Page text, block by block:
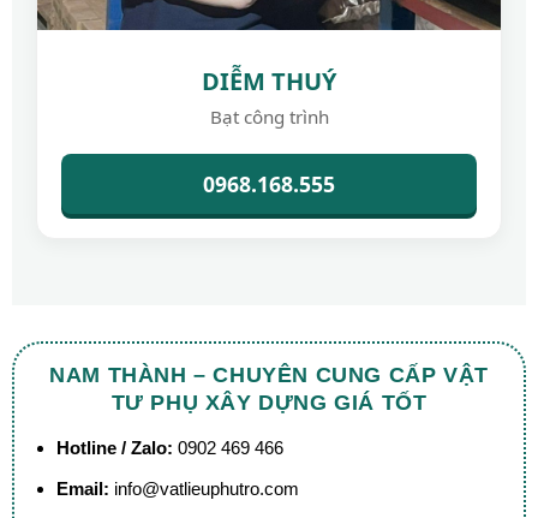
DIỄM THUÝ
Bạt công trình
0968.168.555
NAM THÀNH – CHUYÊN CUNG CẤP VẬT
TƯ PHỤ XÂY DỰNG GIÁ TỐT
Hotline / Zalo: 0902 469 466
Email: info@vatlieuphutro.com